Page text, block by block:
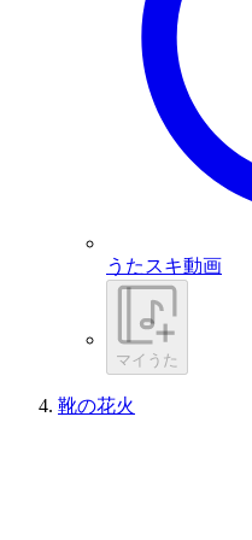
うたスキ動画
マイうた
靴の花火